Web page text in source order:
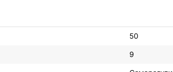
50
9